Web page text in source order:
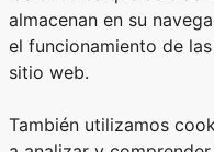
almacenan en su
el funcionamiento de
sitio web.
También utilizamos